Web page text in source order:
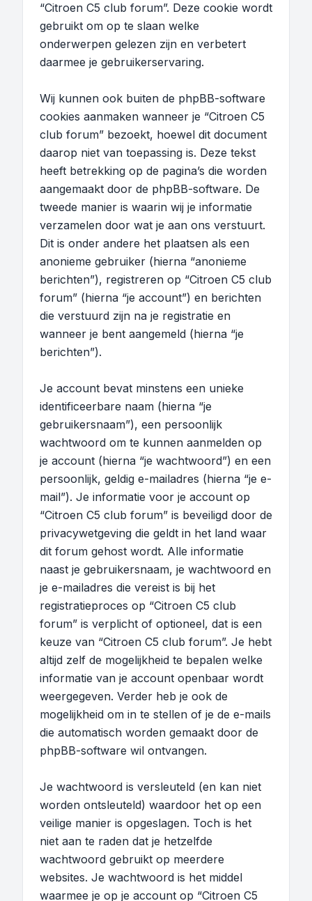
“Citroen C5 club forum”. Deze cookie wordt
gebruikt om op te slaan welke
onderwerpen gelezen zijn en verbetert
daarmee je gebruikerservaring.
Wij kunnen ook buiten de phpBB-software
cookies aanmaken wanneer je “Citroen C5
club forum” bezoekt, hoewel dit document
daarop niet van toepassing is. Deze tekst
heeft betrekking op de pagina’s die worden
aangemaakt door de phpBB-software. De
tweede manier is waarin wij je informatie
verzamelen door wat je aan ons verstuurt.
Dit is onder andere het plaatsen als een
anonieme gebruiker (hierna “anonieme
berichten”), registreren op “Citroen C5 club
forum” (hierna “je account”) en berichten
die verstuurd zijn na je registratie en
wanneer je bent aangemeld (hierna “je
berichten”).
Je account bevat minstens een unieke
identificeerbare naam (hierna “je
gebruikersnaam”), een persoonlijk
wachtwoord om te kunnen aanmelden op
je account (hierna “je wachtwoord”) en een
persoonlijk, geldig e-mailadres (hierna “je e-
mail”). Je informatie voor je account op
“Citroen C5 club forum” is beveiligd door de
privacywetgeving die geldt in het land waar
dit forum gehost wordt. Alle informatie
naast je gebruikersnaam, je wachtwoord en
je e-mailadres die vereist is bij het
registratieproces op “Citroen C5 club
forum” is verplicht of optioneel, dat is een
keuze van “Citroen C5 club forum”. Je hebt
altijd zelf de mogelijkheid te bepalen welke
informatie van je account openbaar wordt
weergegeven. Verder heb je ook de
mogelijkheid om in te stellen of je de e-mails
die automatisch worden gemaakt door de
phpBB-software wil ontvangen.
Je wachtwoord is versleuteld (en kan niet
worden ontsleuteld) waardoor het op een
veilige manier is opgeslagen. Toch is het
niet aan te raden dat je hetzelfde
wachtwoord gebruikt op meerdere
websites. Je wachtwoord is het middel
waarmee je op je account op “Citroen C5